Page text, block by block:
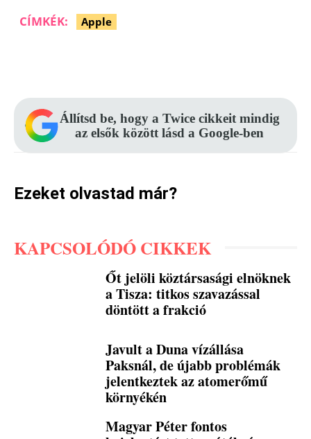
CÍMKÉK: Apple
Állítsd be, hogy a Twice cikkeit mindig
az elsők között lásd a Google-ben
Ezeket olvastad már?
KAPCSOLÓDÓ CIKKEK
Őt jelöli köztársasági elnöknek
a Tisza: titkos szavazással
döntött a frakció
Javult a Duna vízállása
Paksnál, de újabb problémák
jelentkeztek az atomerőmű
környékén
Magyar Péter fontos